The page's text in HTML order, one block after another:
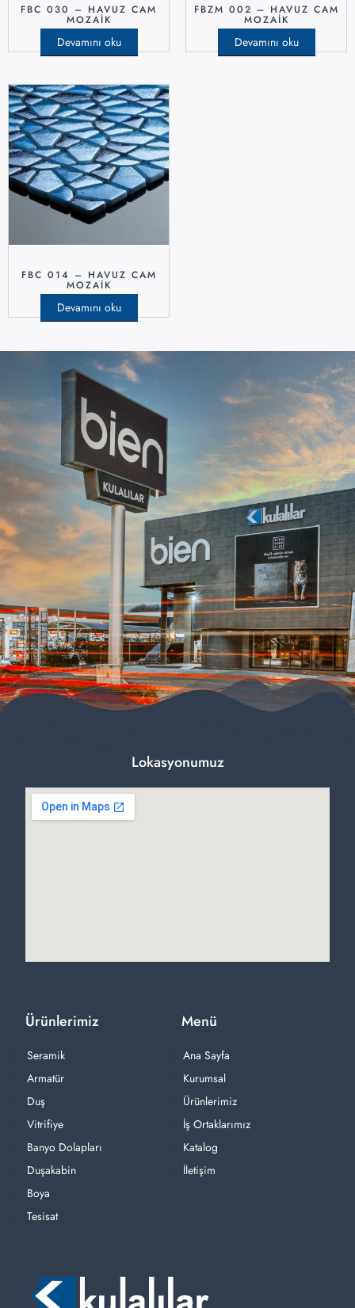
FBC 030 – HAVUZ CAM
MOZAIK
Devamını oku
FBZM 002 – HAVUZ CAM
MOZAIK
Devamını oku
FBC 014 – HAVUZ CAM
MOZAIK
Devamını oku
Menü
Ana Sayfa
Kurumsal
Ürünlerimiz
İş Ortaklarımız
Katalog
İletişim
Ürünlerimiz
Seramik
Armatür
Duş
Vitrifiye
Banyo Dolapları
Duşakabin
Boya
Tesisat
Lokasyonumuz